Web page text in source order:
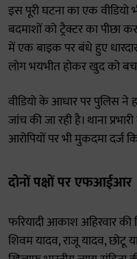
इस पूरी घटना का एक
बदमाशों को ट्रैक्टर का पीछा
में एक बाइक पर बंधे हुए धारदार
लोग भयभीत होकर खुद को
वीडियो के आधार पर पुलिस
जांच की जा रही है। थाना
आरोपियों पर भी मुकदमा दर्ज
दोनों पक्षों पर एफआईआर
फरियादी आकाश अहिरवार
शिवम यादव, राजू यादव, छोटू